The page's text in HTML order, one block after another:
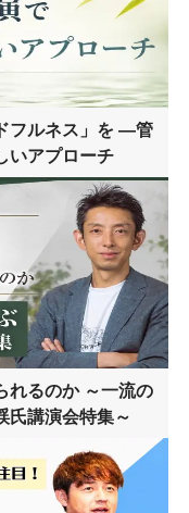
フルネス」を ―管
いアプローチ
れるのか ～一流の
氏講演会特集～